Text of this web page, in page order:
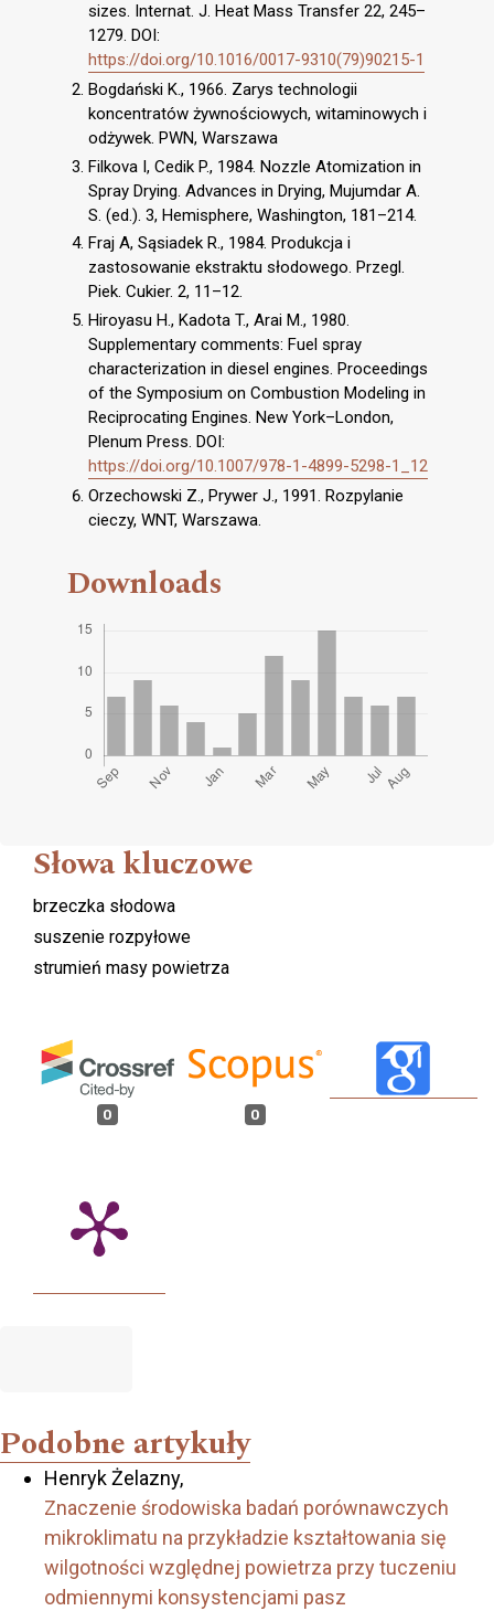
sizes. Internat. J. Heat Mass Transfer 22, 245–
1279. DOI:
https://doi.org/10.1016/0017-9310(79)90215-1
Bogdański K., 1966. Zarys technologii
koncentratów żywnościowych, witaminowych i
odżywek. PWN, Warszawa
Filkova I, Cedik P., 1984. Nozzle Atomization in
Spray Drying. Advances in Drying, Mujumdar A.
S. (ed.). 3, Hemisphere, Washington, 181–214.
Fraj A, Sąsiadek R., 1984. Produkcja i
zastosowanie ekstraktu słodowego. Przegl.
Piek. Cukier. 2, 11–12.
Hiroyasu H., Kadota T., Arai M., 1980.
Supplementary comments: Fuel spray
characterization in diesel engines. Proceedings
of the Symposium on Combustion Modeling in
Reciprocating Engines. New York–London,
Plenum Press. DOI:
https://doi.org/10.1007/978-1-4899-5298-1_12
Orzechowski Z., Prywer J., 1991. Rozpylanie
cieczy, WNT, Warszawa.
Downloads
Słowa kluczowe
brzeczka słodowa
suszenie rozpyłowe
strumień masy powietrza
0 0
Podobne artykuły
Henryk Żelazny,
Znaczenie środowiska badań porównawczych
mikroklimatu na przykładzie kształtowania się
wilgotności względnej powietrza przy tuczeniu
odmiennymi konsystencjami pasz